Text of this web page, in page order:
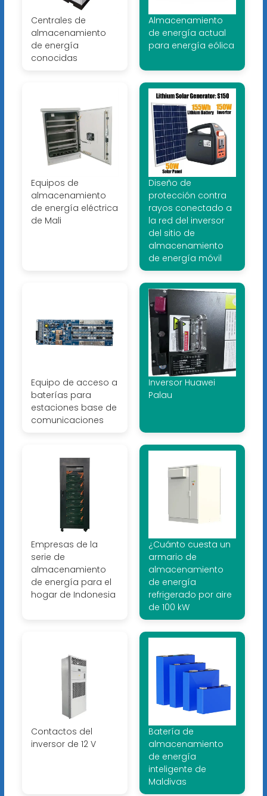
Centrales de
almacenamiento
de energía
conocidas
Almacenamiento
de energía actual
para energía eólica
Equipos de
almacenamiento
de energía eléctrica
de Mali
Diseño de
protección contra
rayos conectado a
la red del inversor
del sitio de
almacenamiento
de energía móvil
Equipo de acceso a
baterías para
estaciones base de
comunicaciones
Inversor Huawei
Palau
Empresas de la
serie de
almacenamiento
de energía para el
hogar de Indonesia
¿Cuánto cuesta un
armario de
almacenamiento
de energía
refrigerado por aire
de 100 kW
Contactos del
inversor de 12 V
Batería de
almacenamiento
de energía
inteligente de
Maldivas